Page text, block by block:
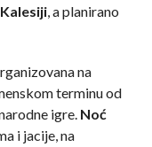
, a planirano
na
terminu od
igre. Noć
i jacije, na